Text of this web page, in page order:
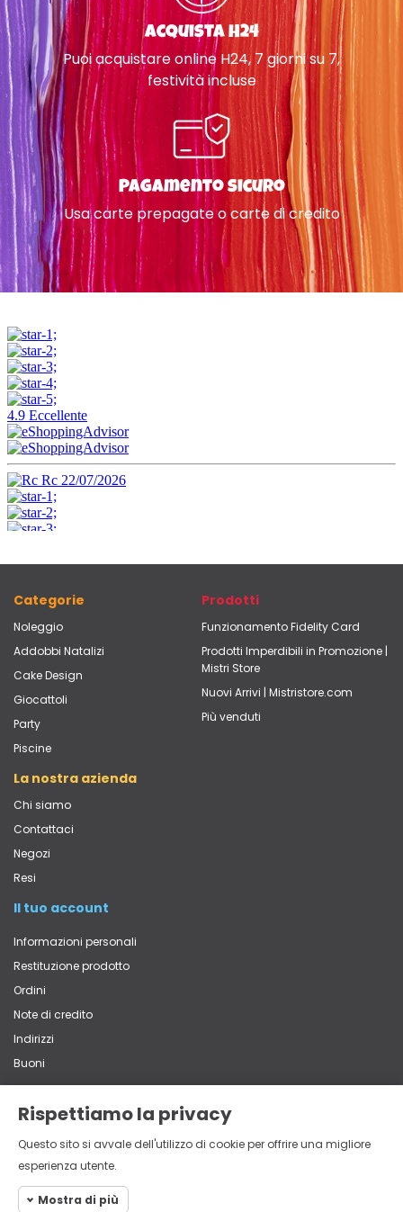
Acquista H24
Puoi acquistare online H24, 7 giorni su 7,
festività incluse
Pagamento sicuro
Usa carte prepagate o carte di credito
Rispettiamo la privacy
Questo sito si avvale dell'utilizzo di cookie per offrire una migliore
esperienza utente.
Mostra di più
Categorie
Noleggio
Addobbi Natalizi
Cake Design
Giocattoli
Party
Piscine
Prodotti
Funzionamento Fidelity Card
Prodotti Imperdibili in Promozione |
Mistri Store
Nuovi Arrivi | Mistristore.com
Più venduti
La nostra azienda
Chi siamo
Contattaci
Negozi
Resi
Il tuo account
Informazioni personali
Restituzione prodotto
Ordini
Note di credito
Indirizzi
Buoni
Via Vittorio Veneto, 65 - 22060 Carugo (CO)